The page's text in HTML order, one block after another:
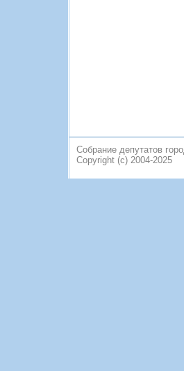
Собрание депутатов
Copyright (c) 2004-2025